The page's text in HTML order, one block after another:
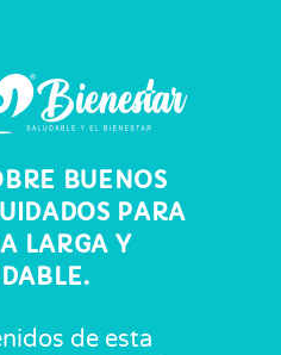
BUENOS
PARA
LARGA Y
de esta